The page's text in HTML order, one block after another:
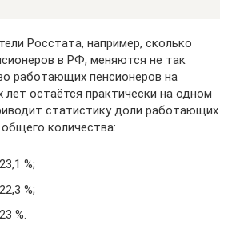
Росстата, например, сколько
в РФ, меняются не так
работающих пенсионеров на
лет остаётся практически на одном
статистику доли работающих
количества:
%;
%;
%.